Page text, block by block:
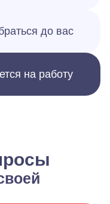
до вас
на работу